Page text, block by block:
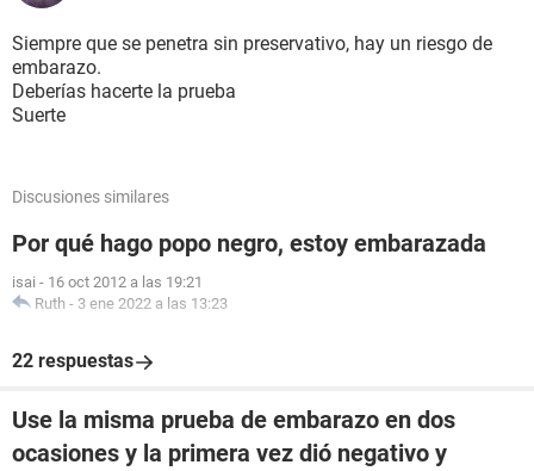
Siempre que se penetra sin preservativo, hay un riesgo de
embarazo.
Deberías hacerte la prueba
Suerte
Discusiones similares
Por qué hago popo negro, estoy embarazada
isai - 16 oct 2012 a las 19:21
Ruth - 3 ene 2022 a las 13:23
22 respuestas
Use la misma prueba de embarazo en dos
ocasiones y la primera vez dió negativo y